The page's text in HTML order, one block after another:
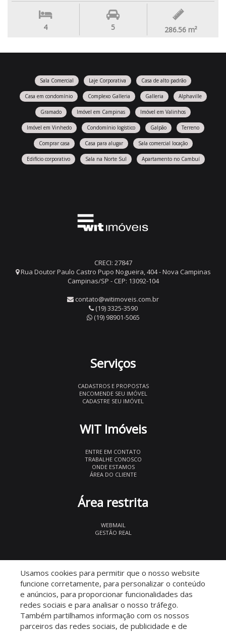
4 5 286.56 m²
Sala Comercial Laje Corporativa Casa de alto padrão
Casa em condomínio Complexo Galleria Galleria Alphaville
Gramado Imóvel em Campinas Imóvel em Valinhos
Imóvel em Vinhedo Condomínio logístico Galpão Terreno
Comprar casa Casa para alugar Sala comercial locação
Edifício corporativo Sala na Norte Sul Apartamento no Cambuí
CRECI: 27847
Rua Doutor Paulo Castro Pupo Nogueira, 404 - Nova Campinas
Campinas/SP - CEP: 13092-104
contato@witimoveis.com.br
(19) 3325-3590
(19) 98901-5065
Serviços
CADASTROS E PROPOSTAS
ENCOMENDE SEU IMÓVEL
CADASTRE SEU IMÓVEL
WIT Imóveis
ENTRE EM CONTATO
TRABALHE CONOSCO
ONDE ESTAMOS
ÁREA DO CLIENTE
Área restrita
WEBMAIL
GESTÃO REAL
Usamos cookies para permitir que o nosso website
funcione corretamente, para personalizar o conteúdo
e anúncios, para proporcionar funcionalidades das
redes sociais e para analisar o nosso tráfego.
Também partilhamos informação com os nossos
parceiros das redes sociais, de publicidade e de